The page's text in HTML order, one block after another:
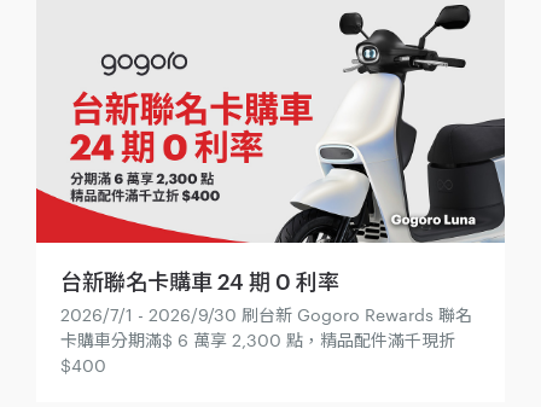
台新聯名卡購車 24 期 0 利率
2026/7/1 - 2026/9/30 刷台新 Gogoro Rewards 聯名
卡購車分期滿$ 6 萬享 2,300 點，精品配件滿千現折
$400